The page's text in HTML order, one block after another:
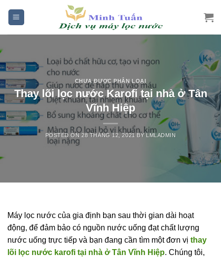
CHƯA ĐƯỢC PHÂN LOẠI
Thay lõi lọc nước Karofi tại nhà ở Tân
Vĩnh Hiệp
POSTED ON28 THÁNG 12, 2021 BY LMLADMIN
Máy lọc nước của gia định bạn sau thời gian dài hoạt
động, để đảm bảo có nguồn nước uống đạt chất lượng
nước uống trực tiếp và bạn đang cần tìm một đơn vị thay
lõi lọc nước karofi tại nhà ở Tân Vĩnh Hiệp. Chúng tôi,